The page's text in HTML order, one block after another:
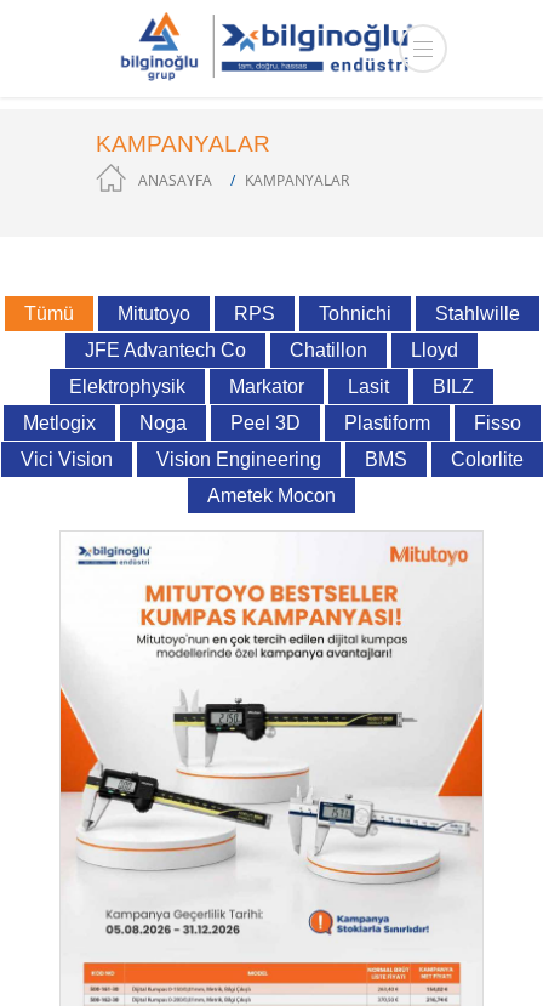
KAMPANYALAR
ANASAYFA KAMPANYALAR
Tümü Mitutoyo RPS Tohnichi
Stahlwille
JFE Advantech Co
Chatillon
Lloyd
Elektrophysik
Markator Lasit
BILZ
Metlogix
Noga Peel 3D Plastiform
Fisso
Vici Vision
Vision Engineering BMS
Colorlite
Ametek Mocon